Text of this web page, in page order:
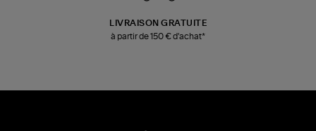
LIVRAISON GRATUITE
à partir de 150 € d'achat*